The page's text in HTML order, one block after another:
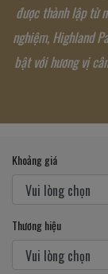
được thành lập từ
nghiệm, Highland
bật với hương vị
Khoảng giá
Thương hiệu